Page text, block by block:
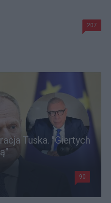
207
Tuska. "Giertych
90